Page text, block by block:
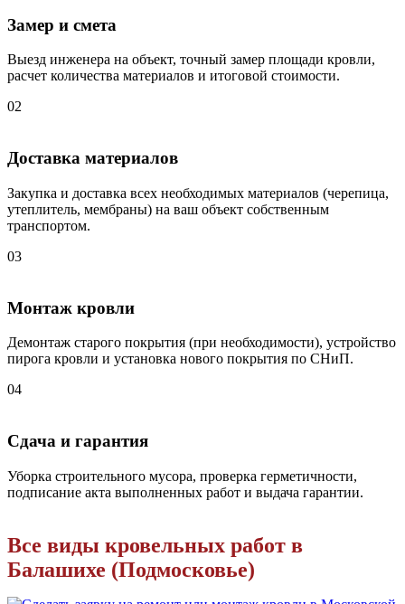
Замер и смета
Выезд инженера на объект, точный замер площади кровли,
расчет количества материалов и итоговой стоимости.
02
Доставка материалов
Закупка и доставка всех необходимых материалов (черепица,
утеплитель, мембраны) на ваш объект собственным
транспортом.
03
Монтаж кровли
Демонтаж старого покрытия (при необходимости), устройство
пирога кровли и установка нового покрытия по СНиП.
04
Сдача и гарантия
Уборка строительного мусора, проверка герметичности,
подписание акта выполненных работ и выдача гарантии.
Все виды кровельных работ в
Балашихе (Подмосковье)